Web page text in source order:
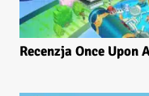
Recenzja Once Upon